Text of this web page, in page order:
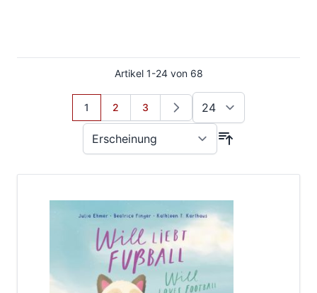
Artikel 1-24von 68
Sie lesen gerade Seite
1 Seite
2 Seite
3